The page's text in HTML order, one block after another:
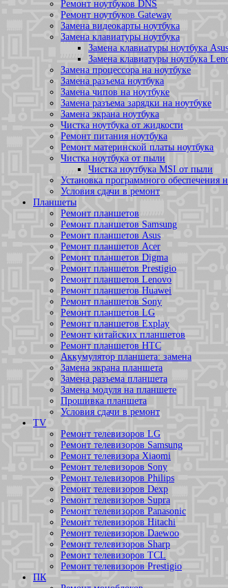
Ремонт ноутбуков DNS
Ремонт ноутбуков Gateway
Замена видеокарты ноутбука
Замена клавиатуры ноутбука
Замена клавиатуры ноутбука Asus
Замена клавиатуры ноутбука
Замена процессора на ноутбуке
Замена разъема ноутбука
Замена чипов на ноутбуке
Замена разъема зарядки на ноутбуке
Замена экрана ноутбука
Чистка ноутбука от жидкости
Ремонт питания ноутбука
Ремонт материнской платы ноутбука
Чистка ноутбука от пыли
Чистка ноутбука MSI от пыли
Установка программного обеспечения
Условия сдачи в ремонт
Планшеты
Ремонт планшетов
Ремонт планшетов Samsung
Ремонт планшетов Asus
Ремонт планшетов Acer
Ремонт планшетов Digma
Ремонт планшетов Prestigio
Ремонт планшетов Lenovo
Ремонт планшетов Huawei
Ремонт планшетов Sony
Ремонт планшетов LG
Ремонт планшетов Explay
Ремонт китайских планшетов
Ремонт планшетов HTC
Аккумулятор планшета: замена
Замена экрана планшета
Замена разъема планшета
Замена модуля на планшете
Прошивка планшета
Условия сдачи в ремонт
TV
Ремонт телевизоров LG
Ремонт телевизоров Samsung
Ремонт телевизора Xiaomi
Ремонт телевизоров Sony
Ремонт телевизоров Philips
Ремонт телевизоров Dexp
Ремонт телевизоров Supra
Ремонт телевизоров Panasonic
Ремонт телевизоров Hitachi
Ремонт телевизоров Daewoo
Ремонт телевизоров Sharp
Ремонт телевизоров TCL
Ремонт телевизоров Prestigio
ПК